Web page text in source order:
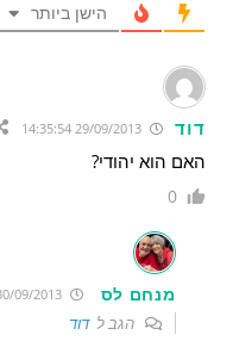
הישן ביותר
דוד
האם הוא יהודי?
0
מנחם לס 30/09/2013 17:43:54
הגב לדוד